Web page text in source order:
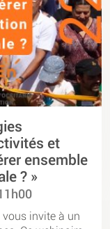
et
ensemble
? »
vous invite à un